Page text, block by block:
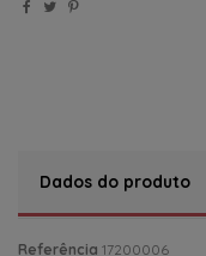
Dados do produto
Referência 17200006